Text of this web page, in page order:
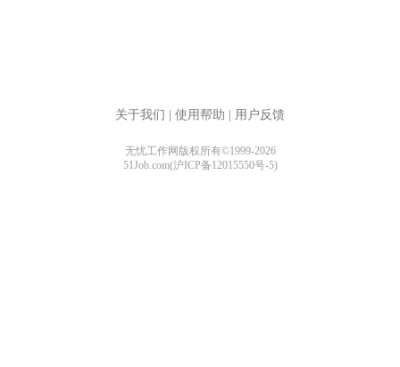
关于我们 使用帮助 用户反馈
无忧工作网版权所有©1999-2026
51Job.com(沪ICP备12015550号-5)